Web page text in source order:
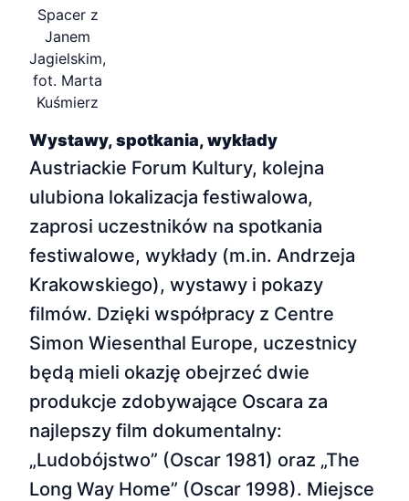
Spacer z
Janem
Jagielskim,
fot. Marta
Kuśmierz
Wystawy, spotkania, wykłady
Austriackie Forum Kultury, kolejna
ulubiona lokalizacja festiwalowa,
zaprosi uczestników na spotkania
festiwalowe, wykłady (m.in. Andrzeja
Krakowskiego), wystawy i pokazy
filmów. Dzięki współpracy z Centre
Simon Wiesenthal Europe, uczestnicy
będą mieli okazję obejrzeć dwie
produkcje zdobywające Oscara za
najlepszy film dokumentalny:
„Ludobójstwo” (Oscar 1981) oraz „The
Long Way Home” (Oscar 1998). Miejsce